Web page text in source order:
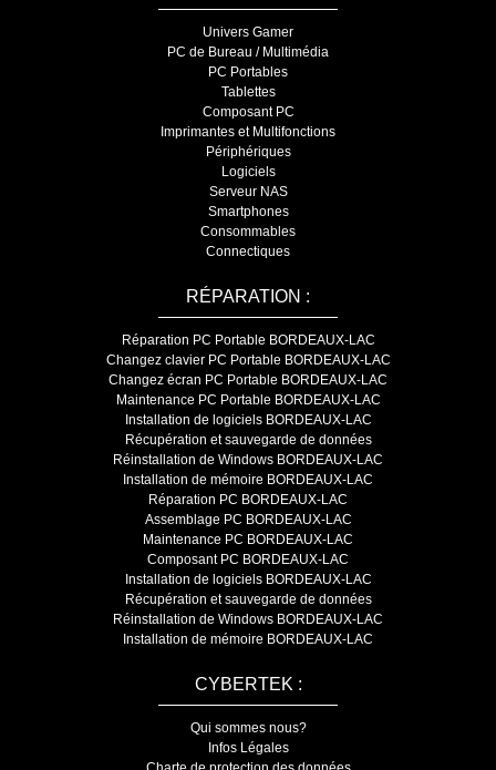
Univers Gamer
PC de Bureau / Multimédia
PC Portables
Tablettes
Composant PC
Imprimantes et Multifonctions
Périphériques
Logiciels
Serveur NAS
Smartphones
Consommables
Connectiques
RÉPARATION :
Réparation PC Portable BORDEAUX-LAC
Changez clavier PC Portable BORDEAUX-LAC
Changez écran PC Portable BORDEAUX-LAC
Maintenance PC Portable BORDEAUX-LAC
Installation de logiciels BORDEAUX-LAC
Récupération et sauvegarde de données
Réinstallation de Windows BORDEAUX-LAC
Installation de mémoire BORDEAUX-LAC
Réparation PC BORDEAUX-LAC
Assemblage PC BORDEAUX-LAC
Maintenance PC BORDEAUX-LAC
Composant PC BORDEAUX-LAC
Installation de logiciels BORDEAUX-LAC
Récupération et sauvegarde de données
Réinstallation de Windows BORDEAUX-LAC
Installation de mémoire BORDEAUX-LAC
CYBERTEK :
Qui sommes nous?
Infos Légales